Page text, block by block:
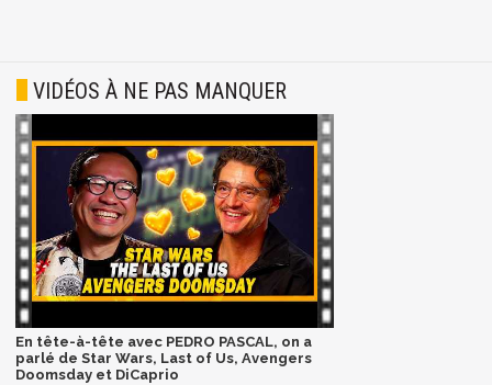
VIDÉOS À NE PAS MANQUER
En tête-à-tête avec PEDRO PASCAL, on a
parlé de Star Wars, Last of Us, Avengers
Doomsday et DiCaprio